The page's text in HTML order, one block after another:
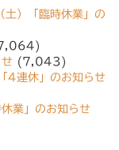
）「臨時休業」の
(7,043)
4連休」のお知らせ
業」のお知らせ